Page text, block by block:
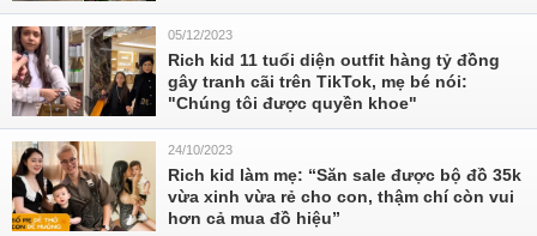
05/12/2023
Rich kid 11 tuổi diện outfit hàng tỷ đồng
gây tranh cãi trên TikTok, mẹ bé nói:
"Chúng tôi được quyền khoe"
24/10/2023
Rich kid làm mẹ: “Săn sale được bộ đồ 35k
vừa xinh vừa rẻ cho con, thậm chí còn vui
hơn cả mua đồ hiệu”